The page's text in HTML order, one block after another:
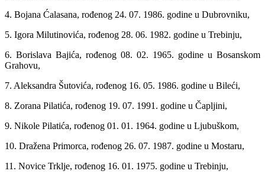
4. Bojana Ćalasana, rođenog 24. 07. 1986. godine u Dubrovniku,
5. Igora Milutinovića, rođenog 28. 06. 1982. godine u Trebinju,
6. Borislava Bajića, rođenog 08. 02. 1965. godine u Bosanskom
Grahovu,
7. Aleksandra Šutovića, rođenog 16. 05. 1986. godine u Bileći,
8. Zorana Pilatića, rođenog 19. 07. 1991. godine u Čapljini,
9. Nikole Pilatića, rođenog 01. 01. 1964. godine u Ljubuškom,
10. Dražena Primorca, rođenog 26. 07. 1987. godine u Mostaru,
11. Novice Trklje, rođenog 16. 01. 1975. godine u Trebinju,